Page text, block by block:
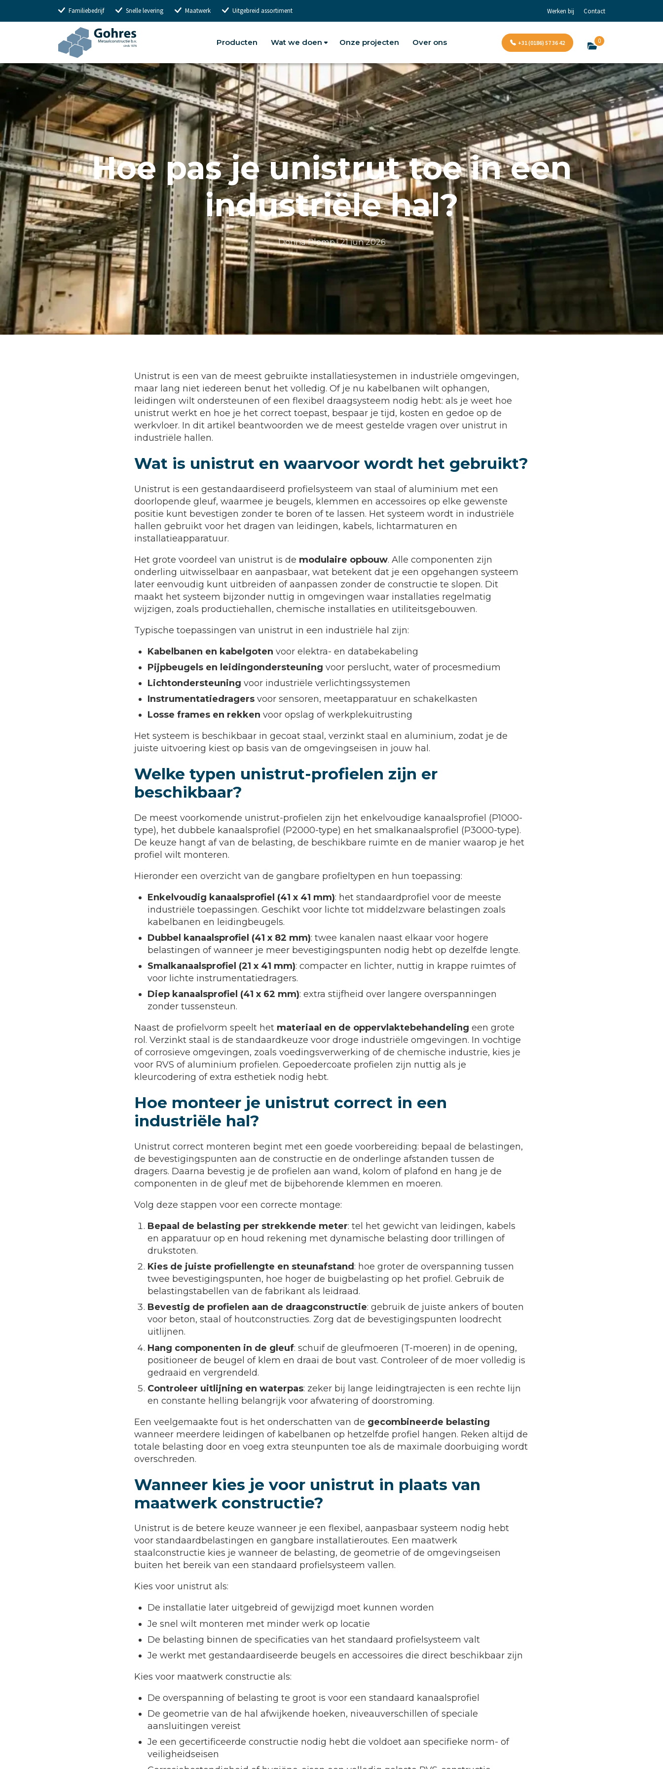
Familiebedrijf Snelle levering Maatwerk Uitgebreid assortiment Werken bij Contact
Producten Wat we doen Onze projecten Over ons +31 (0186) 57 36 42 0
Hoe pas je unistrut toe in een
industriële hal?
Donna Plomp·21 jun 2026
Unistrut is een van de meest gebruikte installatiesystemen in industriële omgevingen,
maar lang niet iedereen benut het volledig. Of je nu kabelbanen wilt ophangen,
leidingen wilt ondersteunen of een flexibel draagsysteem nodig hebt: als je weet hoe
unistrut werkt en hoe je het correct toepast, bespaar je tijd, kosten en gedoe op de
werkvloer. In dit artikel beantwoorden we de meest gestelde vragen over unistrut in
industriële hallen.
Wat is unistrut en waarvoor wordt het gebruikt?
Unistrut is een gestandaardiseerd profielsysteem van staal of aluminium met een
doorlopende gleuf, waarmee je beugels, klemmen en accessoires op elke gewenste
positie kunt bevestigen zonder te boren of te lassen. Het systeem wordt in industriële
hallen gebruikt voor het dragen van leidingen, kabels, lichtarmaturen en
installatieapparatuur.
Het grote voordeel van unistrut is de modulaire opbouw. Alle componenten zijn
onderling uitwisselbaar en aanpasbaar, wat betekent dat je een opgehangen systeem
later eenvoudig kunt uitbreiden of aanpassen zonder de constructie te slopen. Dit
maakt het systeem bijzonder nuttig in omgevingen waar installaties regelmatig
wijzigen, zoals productiehallen, chemische installaties en utiliteitsgebouwen.
Typische toepassingen van unistrut in een industriële hal zijn:
Kabelbanen en kabelgoten voor elektra- en databekabeling
Pijpbeugels en leidingondersteuning voor perslucht, water of procesmedium
Lichtondersteuning voor industriële verlichtingssystemen
Instrumentatiedragers voor sensoren, meetapparatuur en schakelkasten
Losse frames en rekken voor opslag of werkplekuitrusting
Het systeem is beschikbaar in gecoat staal, verzinkt staal en aluminium, zodat je de
juiste uitvoering kiest op basis van de omgevingseisen in jouw hal.
Welke typen unistrut-profielen zijn er
beschikbaar?
De meest voorkomende unistrut-profielen zijn het enkelvoudige kanaalsprofiel (P1000-
type), het dubbele kanaalsprofiel (P2000-type) en het smalkanaalsprofiel (P3000-type).
De keuze hangt af van de belasting, de beschikbare ruimte en de manier waarop je het
profiel wilt monteren.
Hieronder een overzicht van de gangbare profieltypen en hun toepassing:
Enkelvoudig kanaalsprofiel (41 x 41 mm): het standaardprofiel voor de meeste
industriële toepassingen. Geschikt voor lichte tot middelzware belastingen zoals
kabelbanen en leidingbeugels.
Dubbel kanaalsprofiel (41 x 82 mm): twee kanalen naast elkaar voor hogere
belastingen of wanneer je meer bevestigingspunten nodig hebt op dezelfde lengte.
Smalkanaalsprofiel (21 x 41 mm): compacter en lichter, nuttig in krappe ruimtes of
voor lichte instrumentatiedragers.
Diep kanaalsprofiel (41 x 62 mm): extra stijfheid over langere overspanningen
zonder tussensteun.
Naast de profielvorm speelt het materiaal en de oppervlaktebehandeling een grote
rol. Verzinkt staal is de standaardkeuze voor droge industriële omgevingen. In vochtige
of corrosieve omgevingen, zoals voedingsverwerking of de chemische industrie, kies je
voor RVS of aluminium profielen. Gepoedercoate profielen zijn nuttig als je
kleurcodering of extra esthetiek nodig hebt.
Hoe monteer je unistrut correct in een
industriële hal?
Unistrut correct monteren begint met een goede voorbereiding: bepaal de belastingen,
de bevestigingspunten aan de constructie en de onderlinge afstanden tussen de
dragers. Daarna bevestig je de profielen aan wand, kolom of plafond en hang je de
componenten in de gleuf met de bijbehorende klemmen en moeren.
Volg deze stappen voor een correcte montage:
Bepaal de belasting per strekkende meter: tel het gewicht van leidingen, kabels
en apparatuur op en houd rekening met dynamische belasting door trillingen of
drukstoten.
Kies de juiste profiellengte en steunafstand : hoe groter de overspanning tussen
twee bevestigingspunten, hoe hoger de buigbelasting op het profiel. Gebruik de
belastingstabellen van de fabrikant als leidraad.
Bevestig de profielen aan de draagconstructie: gebruik de juiste ankers of bouten
voor beton, staal of houtconstructies. Zorg dat de bevestigingspunten loodrecht
uitlijnen.
Hang componenten in de gleuf: schuif de gleufmoeren (T-moeren) in de opening,
positioneer de beugel of klem en draai de bout vast. Controleer of de moer volledig is
gedraaid en vergrendeld.
Controleer uitlijning en waterpas: zeker bij lange leidingtrajecten is een rechte lijn
en constante helling belangrijk voor afwatering of doorstroming.
Een veelgemaakte fout is het onderschatten van de gecombineerde belasting
wanneer meerdere leidingen of kabelbanen op hetzelfde profiel hangen. Reken altijd de
totale belasting door en voeg extra steunpunten toe als de maximale doorbuiging wordt
overschreden.
Wanneer kies je voor unistrut in plaats van
maatwerk constructie?
Unistrut is de betere keuze wanneer je een flexibel, aanpasbaar systeem nodig hebt
voor standaardbelastingen en gangbare installatieroutes. Een maatwerk
staalconstructie kies je wanneer de belasting, de geometrie of de omgevingseisen
buiten het bereik van een standaard profielsysteem vallen.
Kies voor unistrut als:
De installatie later uitgebreid of gewijzigd moet kunnen worden
Je snel wilt monteren met minder werk op locatie
De belasting binnen de specificaties van het standaard profielsysteem valt
Je werkt met gestandaardiseerde beugels en accessoires die direct beschikbaar zijn
Kies voor maatwerk constructie als:
De overspanning of belasting te groot is voor een standaard kanaalsprofiel
De geometrie van de hal afwijkende hoeken, niveauverschillen of speciale
aansluitingen vereist
Je een gecertificeerde constructie nodig hebt die voldoet aan specifieke norm- of
veiligheidseisen